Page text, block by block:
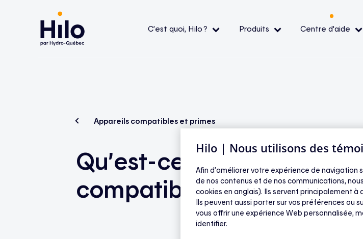
C’est quoi, Hilo ? Produits Centre d'aide
Aide — Économies et tarifs
FAQ
Tout voir
Appareils compatibles et primes
Qu’est-ce qu’un appareil
compatible ?
Hilo | Nous utilisons des
Afin d’améliorer votre expérience de navigation
de nos contenus et de nos communications,
cookies en anglais). Ils servent principalement
Ils peuvent aussi porter sur vos préférences ou
vous offrir une expérience Web personnalisée,
identifier.